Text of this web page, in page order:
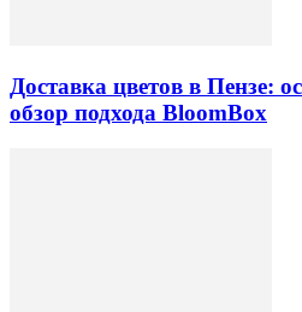
Доставка цветов в Пензе:
обзор подхода BloomBox